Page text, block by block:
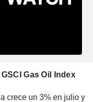
Gas Oil Index
crece un 3% en julio y